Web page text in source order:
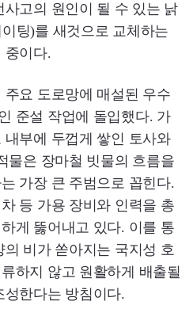
고의 원인이 될 수 있는 낡
팅)를 새것으로 교체하는
중이다.
요 도로망에 매설된 우수
준설 작업에 돌입했다. 가
부에 두껍게 쌓인 토사와
물은 장마철 빗물의 흐름을
가장 큰 주범으로 꼽힌다.
등 가용 장비와 인력을 총
게 뚫어내고 있다. 이를 통
비가 쏟아지는 국지성 호
하지 않고 원활하게 배출될
성한다는 방침이다.